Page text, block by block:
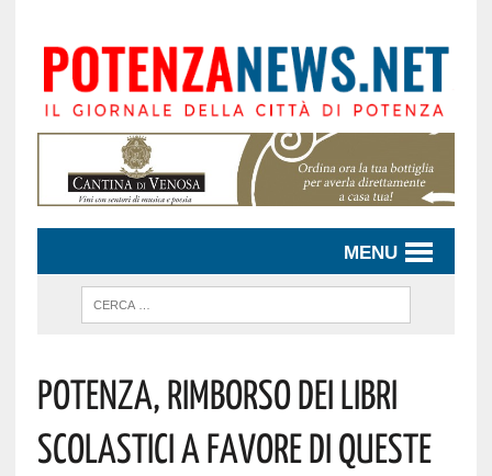
MENU
Potenza, Rimborso Dei Libri
Scolastici A Favore Di Queste